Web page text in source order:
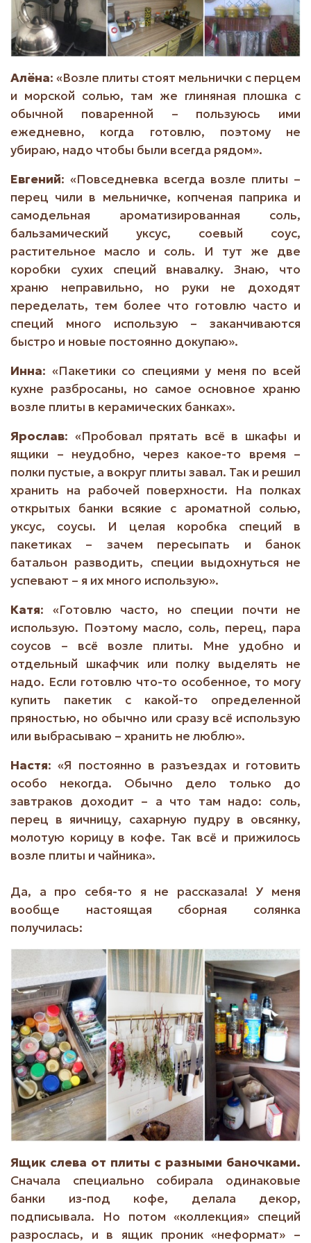
Алёна: «Возле плиты стоят мельнички с перцем
и морской солью, там же глиняная плошка с
обычной поваренной – пользуюсь ими
ежедневно, когда готовлю, поэтому не
убираю, надо чтобы были всегда рядом».
Евгений: «Повседневка всегда возле плиты –
перец чили в мельничке, копченая паприка и
самодельная ароматизированная соль,
бальзамический уксус, соевый соус,
растительное масло и соль. И тут же две
коробки сухих специй внавалку. Знаю, что
храню неправильно, но руки не доходят
переделать, тем более что готовлю часто и
специй много использую – заканчиваются
быстро и новые постоянно докупаю».
Инна: «Пакетики со специями у меня по всей
кухне разбросаны, но самое основное храню
возле плиты в керамических банках».
Ярослав: «Пробовал прятать всё в шкафы и
ящики – неудобно, через какое-то время –
полки пустые, а вокруг плиты завал. Так и решил
хранить на рабочей поверхности. На полках
открытых банки всякие с ароматной солью,
уксус, соусы. И целая коробка специй в
пакетиках – зачем пересыпать и банок
батальон разводить, специи выдохнуться не
успевают – я их много использую».
Катя: «Готовлю часто, но специи почти не
использую. Поэтому масло, соль, перец, пара
соусов – всё возле плиты. Мне удобно и
отдельный шкафчик или полку выделять не
надо. Если готовлю что-то особенное, то могу
купить пакетик с какой-то определенной
пряностью, но обычно или сразу всё использую
или выбрасываю – хранить не люблю».
Настя: «Я постоянно в разъездах и готовить
особо некогда. Обычно дело только до
завтраков доходит – а что там надо: соль,
перец в яичницу, сахарную пудру в овсянку,
молотую корицу в кофе. Так всё и прижилось
возле плиты и чайника».
Да, а про себя-то я не рассказала! У меня
вообще настоящая сборная солянка
получилась:
Ящик слева от плиты с разными баночками.
Сначала специально собирала одинаковые
банки из-под кофе, делала декор,
подписывала. Но потом «коллекция» специй
разрослась, и в ящик проник «неформат» –